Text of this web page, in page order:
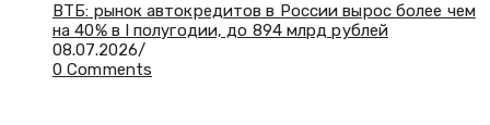
ВТБ: рынок автокредитов в России вырос более чем
на 40% в I полугодии, до 894 млрд рублей
08.07.2026/
0 Comments